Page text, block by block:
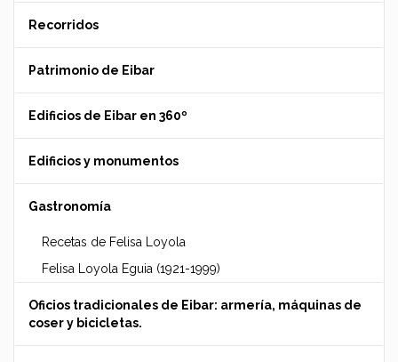
Recorridos
Patrimonio de Eibar
Edificios de Eibar en 360º
Edificios y monumentos
Gastronomía
Recetas de Felisa Loyola
Felisa Loyola Eguia (1921-1999)
Oficios tradicionales de Eibar: armería, máquinas de
coser y bicicletas.